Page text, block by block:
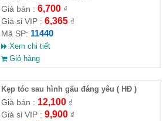
Giá bán : 6,700₫
Giá sỉ VIP : 6,365₫
Mã SP: 11440
Xem chi tiết
Giỏ hàng
Kẹp tóc sau hình gấu đáng yêu ( HĐ )
Giá bán : 12,100₫
Giá sỉ VIP : 9,900₫